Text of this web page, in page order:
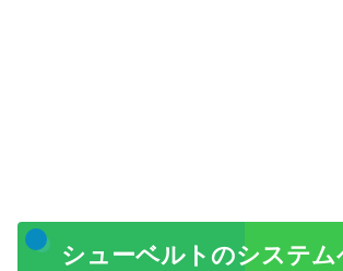
シューベルトのシステム